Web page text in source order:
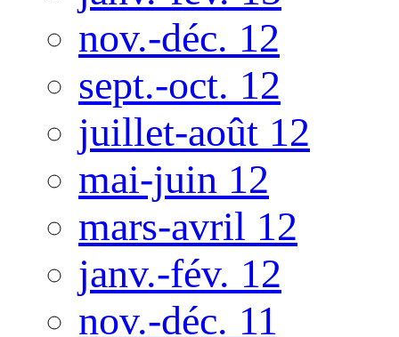
nov.-déc. 12
sept.-oct. 12
juillet-août 12
mai-juin 12
mars-avril 12
janv.-fév. 12
nov.-déc. 11